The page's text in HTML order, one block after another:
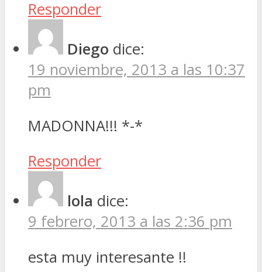
Responder
Diego dice:
19 noviembre, 2013 a las 10:37
pm
MADONNA!!! *-*
Responder
lola dice:
9 febrero, 2013 a las 2:36 pm
esta muy interesante !!